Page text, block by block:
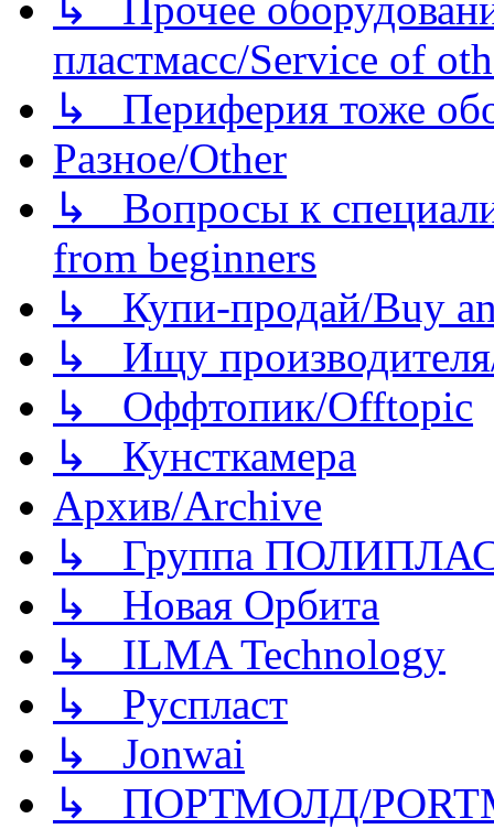
↳ Прочее
пластмасс/Service of
↳ Периферия тоже
Разное/Other
↳ Вопросы к
from beginners
↳ Купи-продай/Buy
↳ Ищу
↳ Оффтопик/Offtopic
↳ Кунсткамера
Архив/Archive
↳ Группа
↳ Новая Орбита
↳ ILMA Technology
↳ Руспласт
↳ Jonwai
↳ ПОРТМОЛД/